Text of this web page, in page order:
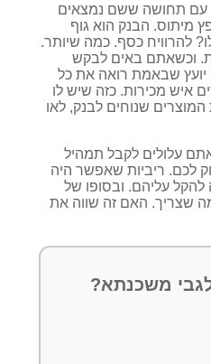
עם תחושה ששם נמצאים
מיתוס. הבנק הוא גוף
להרוויח כסף. כמה שיותר.
וכשאתם באים לבקש
שבאמת רואה את כל
איש מכירות. כזה שיש לו
שנוחים לבנק, לאו
עלולים לקבל תמהיל
לכם. ריביות שאפשר היה
עליהם. ובסופו של
שצריך. האם זה שווה את
משכנתא?